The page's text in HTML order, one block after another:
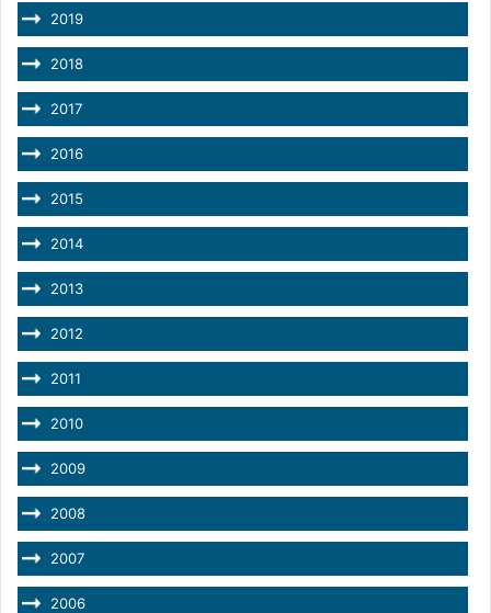
2019
2018
2017
2016
2015
2014
2013
2012
2011
2010
2009
2008
2007
2006